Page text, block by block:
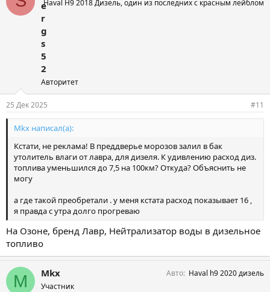
e
r
g
s
5
2
Авторитет
Haval H9 2018 Дизель, один из последних с красным лейблом
25 Дек 2025 #11
Mkx написал(а):
Кстати, не реклама! В преддверье морозов залил в бак
утолитель влаги от лавра, для дизеля. К удивлению расход диз.
топлива уменьшился до 7,5 на 100км? Откуда? Объяснить не
могу
а где такой преобретали . у меня кстата расход показывает 16 ,
я правда с утра долго прогреваю
На Озоне, бренд Лавр, Нейтрализатор воды в дизельное
топливо
M Mkx
Участник
Авто Haval h9 2020 дизель